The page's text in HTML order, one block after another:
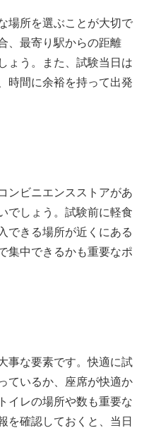
場所を選ぶことが大切で
、最寄り駅からの距離
ょう。また、試験当日は
時間に余裕を持って出発
ンビニエンスストアがあ
でしょう。試験前に軽食
できる場所が近くにある
集中できるかも重要なポ
事な要素です。快適に試
ているか、座席が快適か
イレの場所や数も重要な
を確認しておくと、当日